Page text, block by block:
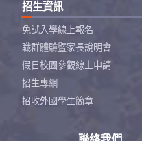
招生資訊
免試入學線上報名
職群體驗暨家長說明會
假日校園參觀線上申請
招生專網
招收外國學生簡章